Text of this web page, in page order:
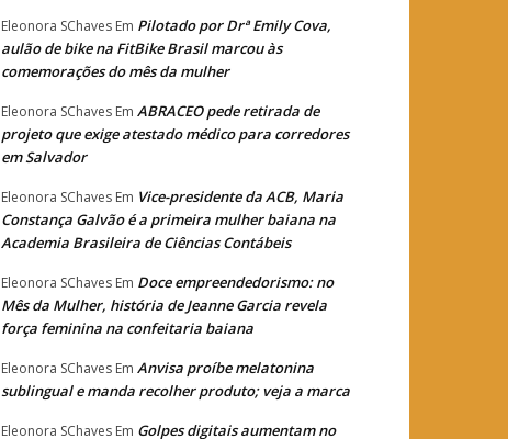
Eleonora SChaves Em Pilotado por Drª Emily Cova,
aulão de bike na FitBike Brasil marcou às
comemorações do mês da mulher
Eleonora SChaves Em ABRACEO pede retirada de
projeto que exige atestado médico para corredores
em Salvador
Eleonora SChaves Em Vice-presidente da ACB, Maria
Constança Galvão é a primeira mulher baiana na
Academia Brasileira de Ciências Contábeis
Eleonora SChaves Em Doce empreendedorismo: no
Mês da Mulher, história de Jeanne Garcia revela
força feminina na confeitaria baiana
Eleonora SChaves Em Anvisa proíbe melatonina
sublingual e manda recolher produto; veja a marca
Eleonora SChaves Em Golpes digitais aumentam no